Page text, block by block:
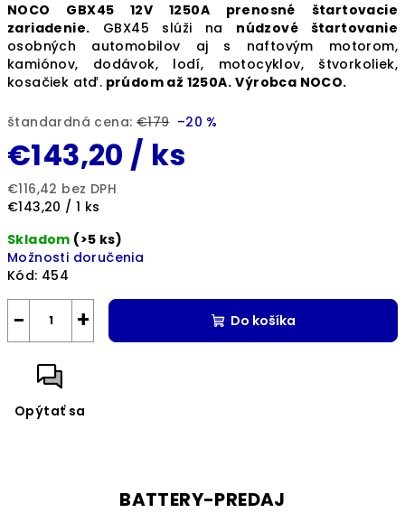
NOCO GBX45 12V 1250A prenosné štartovacie
zariadenie. GBX45 slúži na núdzové štartovanie
osobných automobilov aj s naftovým motorom,
kamiónov, dodávok, lodí, motocyklov, štvorkoliek,
kosačiek atď. prúdom až 1250A. Výrobca NOCO.
štandardná cena: €179 –20 %
€143,20 / ks
€116,42 bez DPH
Jednotková
€143,20 / 1 ks
Skladom (>5 ks)
Možnosti doručenia
Kód: 454
+
− Do košíka
Opýtať sa
BATTERY-PREDAJ